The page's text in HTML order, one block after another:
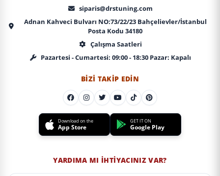
siparis@drstuning.com
Adnan Kahveci Bulvarı NO:73/22/23 Bahçelievler/İstanbul
Posta Kodu 34180
Çalışma Saatleri
Pazartesi - Cumartesi: 09:00 - 18:30 Pazar: Kapalı
BIZI TAKIP EDIN
Download on the
App Store
GET IT ON
Google Play
YARDIMA MI İHTIYACINIZ VAR?